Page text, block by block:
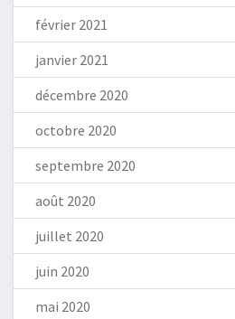
février 2021
janvier 2021
décembre 2020
octobre 2020
septembre 2020
août 2020
juillet 2020
juin 2020
mai 2020